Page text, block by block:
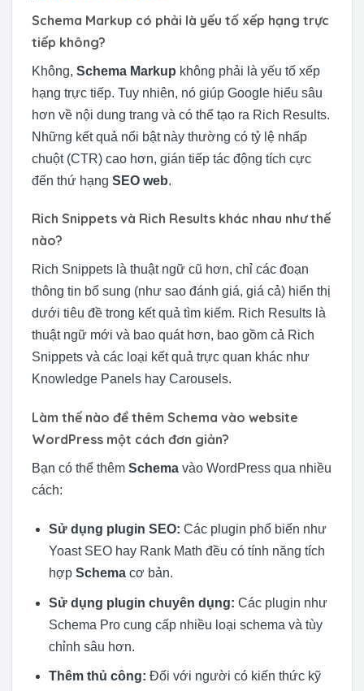
Schema Markup có phải là yếu tố xếp hạng trực
tiếp không?
Không, Schema Markup không phải là yếu tố xếp
hạng trực tiếp. Tuy nhiên, nó giúp Google hiểu sâu
hơn về nội dung trang và có thể tạo ra Rich Results.
Những kết quả nổi bật này thường có tỷ lệ nhấp
chuột (CTR) cao hơn, gián tiếp tác động tích cực
đến thứ hạng SEO web.
Rich Snippets và Rich Results khác nhau như thế
nào?
Rich Snippets là thuật ngữ cũ hơn, chỉ các đoạn
thông tin bổ sung (như sao đánh giá, giá cả) hiển thị
dưới tiêu đề trong kết quả tìm kiếm. Rich Results là
thuật ngữ mới và bao quát hơn, bao gồm cả Rich
Snippets và các loại kết quả trực quan khác như
Knowledge Panels hay Carousels.
Làm thế nào để thêm Schema vào website
WordPress một cách đơn giản?
Bạn có thể thêm Schema vào WordPress qua nhiều
cách:
Sử dụng plugin SEO: Các plugin phổ biến như
Yoast SEO hay Rank Math đều có tính năng tích
hợp Schemacơ bản.
Sử dụng plugin chuyên dụng: Các plugin như
Schema Pro cung cấp nhiều loại schema và tùy
chỉnh sâu hơn.
Thêm thủ công: Đối với người có kiến thức kỹ